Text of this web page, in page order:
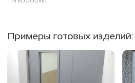
Примеры готовых изделий: